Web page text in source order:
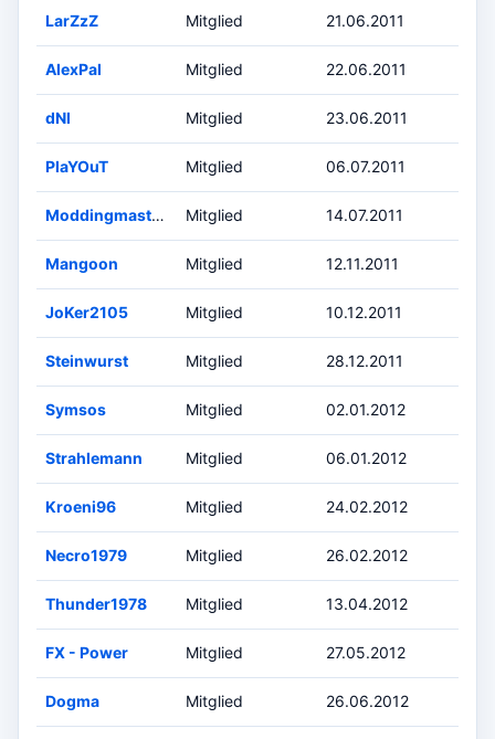
LarZzZ Mitglied 21.06.2011
AlexPal Mitglied 22.06.2011
dNl Mitglied 23.06.2011
PlaYOuT Mitglied 06.07.2011
Moddingmaster96 Mitglied 14.07.2011
Mangoon Mitglied 12.11.2011
JoKer2105 Mitglied 10.12.2011
Steinwurst Mitglied 28.12.2011
Symsos Mitglied 02.01.2012
Strahlemann Mitglied 06.01.2012
Kroeni96 Mitglied 24.02.2012
Necro1979 Mitglied 26.02.2012
Thunder1978 Mitglied 13.04.2012
FX - Power Mitglied 27.05.2012
Dogma Mitglied 26.06.2012